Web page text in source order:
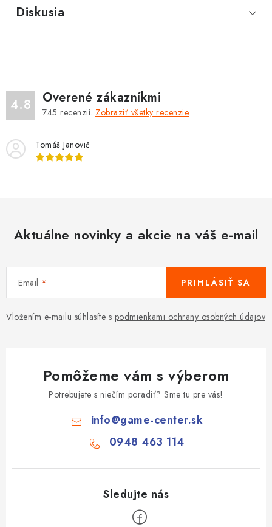
Diskusia
4.8 Overené zákazníkmi
745 recenzií. Zobraziť všetky recenzie
Tomáš Janovič
Aktuálne novinky a akcie na váš e-mail
Email
Vložením e-mailu súhlasíte s podmienkami ochrany osobných údajov
PRIHLÁSIŤ SA
Pomôžeme vám s výberom
Potrebujete s niečím poradiť? Sme tu pre vás!
info@game-center.sk
0948 463 114